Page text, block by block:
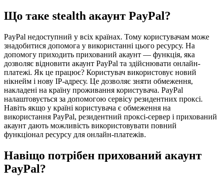
Що таке stealth акаунт PayPal?
PayPal недоступний у всіх країнах. Тому користувачам може
знадобитися допомога у використанні цього ресурсу. На
допомогу приходить прихований акаунт — функція, яка
дозволяє відновити акаунт PayPal та здійснювати онлайн-
платежі. Як це працює? Користувач використовує новий
нікнейм і нову IP-адресу. Це дозволяє зняти обмеження,
накладені на країну проживання користувача. PayPal
налаштовується за допомогою сервісу резидентних проксі.
Навіть якщо у країні користувача є обмеження на
використання PayPal, резидентний проксі-сервер і прихований
акаунт дають можливість використовувати повний
функціонал ресурсу для онлайн-платежів.
Навіщо потрібен прихований акаунт
PayPal?